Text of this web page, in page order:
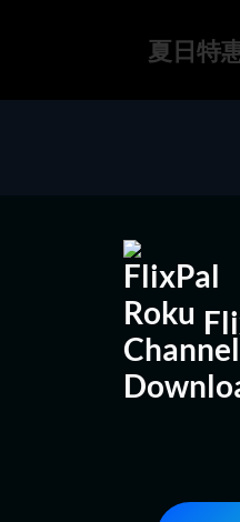
夏日特